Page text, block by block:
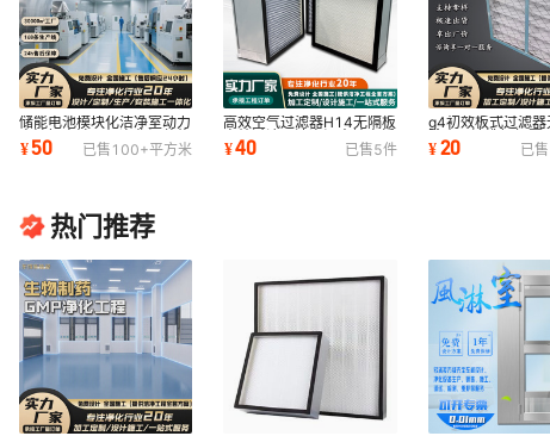
储能电池模块化洁净室动力
电池锂电池万级净化间装修
设计无尘车间
¥50 已售 100+平方米
高效空气过滤器H14无隔板
高效过滤器洁净间末端密折
高效过芯HEPA
¥40 已售5件
g4初效板式过滤器
除尘可清洗铝框覆
柜机初效过滤器
¥20 已售
热门推荐